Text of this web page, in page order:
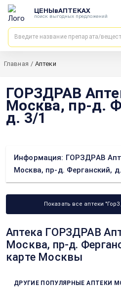
ЦЕНЫвАПТЕКАХ
поиск выгодных предложений
Главная / Аптеки
ГОРЗДРАВ
Москва, пр-д.
д. 3/1
Информация: ГОРЗДРАВ
Москва, пр-д. Ферганский,
Показать все аптеки
Аптека ГОРЗДРАВ
Москва, пр-д.
карте Москвы
ДРУГИЕ ПОПУЛЯРНЫЕ АПТЕКИ